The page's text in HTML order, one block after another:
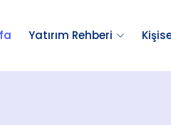
Yatırım Rehberi